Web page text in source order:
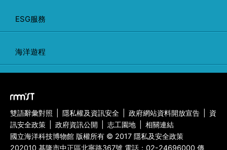
ESG服務
海洋遊程
雙語辭彙對照 隱私權及資訊安全 政府網站資料開放宣告
資
訊安全政策
政府資訊公開 志工園地
相關連結
國立海洋科技博物館 版權所有 © 2017 隱私及安全政策
202010 基隆市中正區北寧路367號 電話： 02-24696000 傳